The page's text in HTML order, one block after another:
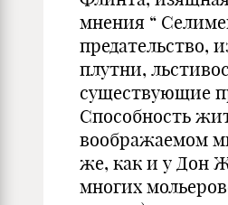
мнения “
предательство,
плутни,
существующие
Способность
воображаемом
же, как и у Дон
многих